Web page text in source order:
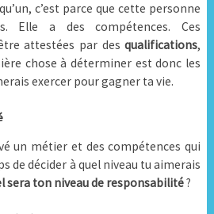
c’est parce que cette personne
Elle a des compétences. Ces
attestées par desqualifications,
chose à déterminer est donc les
exercer pour gagner ta vie.
un métier et des compétences qui
de décider à quel niveau tu aimerais
sera ton niveau de responsabilité?